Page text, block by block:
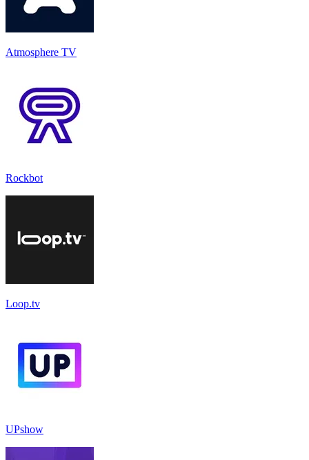
Atmosphere TV
Rockbot
Loop.tv
UPshow